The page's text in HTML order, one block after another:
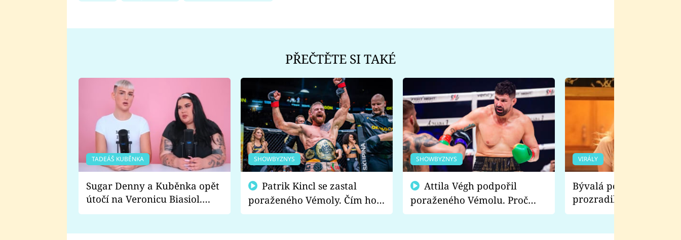
PŘEČTĚTE SI TAKÉ
TADEÁŠ KUBĚNKA
Sugar Denny a Kuběnka opět
útočí na Veronicu Biasiol.
Proč je podle nich falešná a
SHOWBYZNYS
poraženého Vémoly. Čím ho
fanoušci naštvali?
SHOWBYZNYS
poraženého Vémolu. Proč
chce raději zápasit s ním než
VIRÁLY
Bývalá pornoherečka
prozradila, co ji
natáčení Euforie.